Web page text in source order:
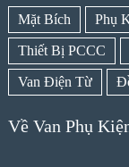
Mặt Bích Phụ
Thiết Bị PCCC
Van Điện Từ
Về Van Phụ